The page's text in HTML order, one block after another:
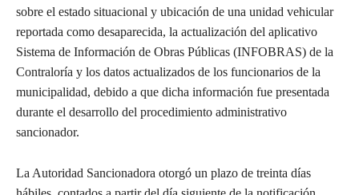
sobre el estado situacional y ubicación de una unidad vehicular
reportada como desaparecida, la actualización del aplicativo
Sistema de Información de Obras Públicas (INFOBRAS) de la
Contraloría y los datos actualizados de los funcionarios de la
municipalidad, debido a que dicha información fue presentada
durante el desarrollo del procedimiento administrativo
sancionador.
La Autoridad Sancionadora otorgó un plazo de treinta días